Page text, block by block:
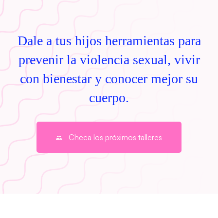
Dale a tus hijos herramientas para
prevenir la violencia sexual, vivir
con bienestar y conocer mejor su
cuerpo.
Checa los próximos talleres